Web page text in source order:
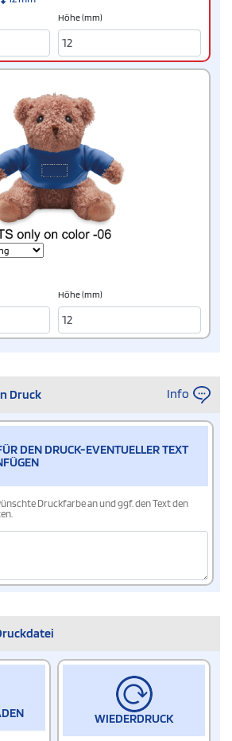
Höhe (mm)
Höhe (mm)
Druck Info
DEN DRUCK-EVENTUELLER TEXT
Druckfarbe an und ggf. den Text den
WIEDERDRUCK